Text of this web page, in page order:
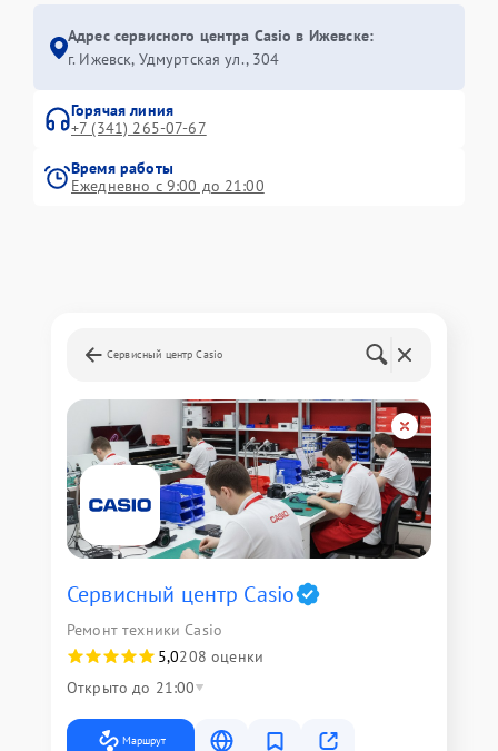
Адрес сервисного центра Casio в Ижевске:
г. Ижевск, Удмуртская ул., 304
Горячая линия
+7 (341) 265-07-67
Время работы
Ежедневно с 9:00 до 21:00
Сервисный центр Casio
Сервисный центр Casio
Ремонт техники Casio
5,0208 оценки
Открыто до 21:00
Маршрут